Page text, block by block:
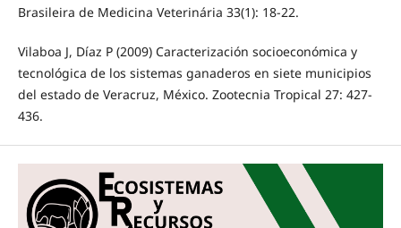
Brasileira de Medicina Veterinária 33(1): 18-22.
Vilaboa J, Díaz P (2009) Caracterización socioeconómica y
tecnológica de los sistemas ganaderos en siete municipios
del estado de Veracruz, México. Zootecnia Tropical 27: 427-
436.